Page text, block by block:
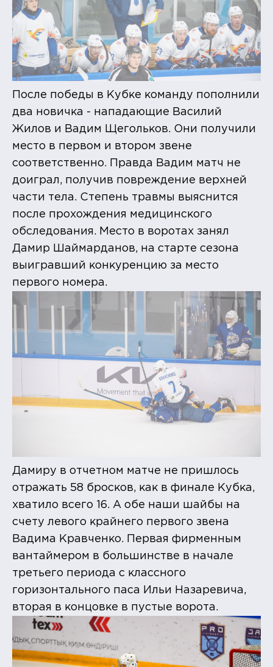
После победы в Кубке команду пополнили
два новичка - нападающие Василий
Жилов и Вадим Щегольков. Они получили
место в первом и втором звене
соответственно. Правда Вадим матч не
доиграл, получив повреждение верхней
части тела. Степень травмы выяснится
после прохождения медицинского
обследования. Место в воротах занял
Дамир Шаймарданов, на старте сезона
выигравший конкуренцию за место
первого номера.
Дамиру в отчетном матче не пришлось
отражать 58 бросков, как в финале Кубка,
хватило всего 16. А обе наши шайбы на
счету левого крайнего первого звена
Вадима Кравченко. Первая фирменным
вантаймером в большинстве в начале
третьего периода с классного
горизонтального паса Ильи Назаревича,
вторая в концовке в пустые ворота.